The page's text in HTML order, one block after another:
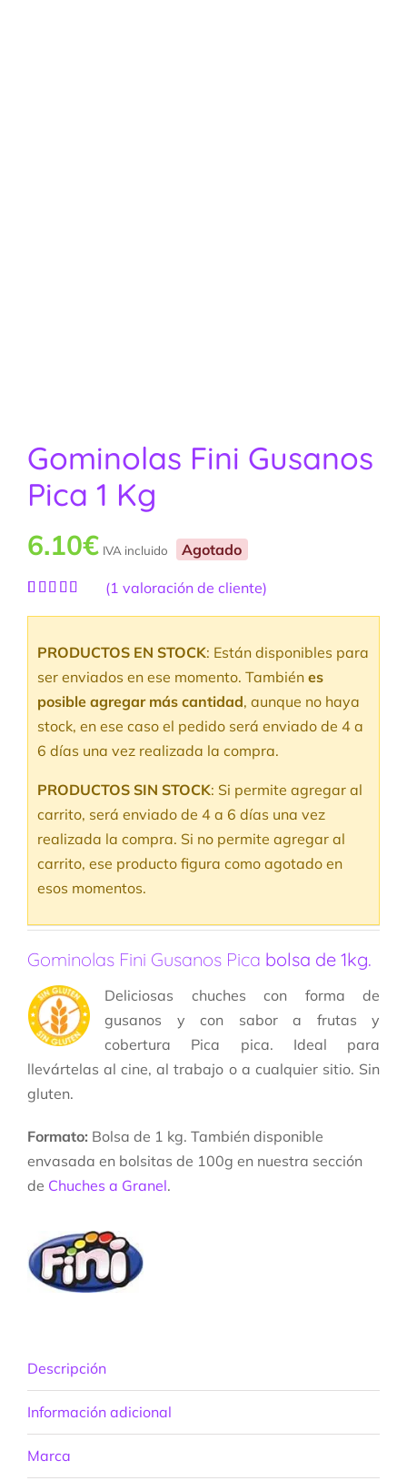
Gominolas Fini Gusanos
Pica 1 Kg
6.10€ IVA incluido Agotado
valoración
(1 valoración de cliente)
PRODUCTOS EN STOCK: Están disponibles para
ser enviados en ese momento. También es
posible agregar más cantidad, aunque no haya
stock, en ese caso el pedido será enviado de 4 a
6 días una vez realizada la compra.
PRODUCTOS SIN STOCK: Si permite agregar al
carrito, será enviado de 4 a 6 días una vez
realizada la compra. Si no permite agregar al
carrito, ese producto figura como agotado en
esos momentos.
Gominolas Fini Gusanos Pica bolsa de 1kg.
Deliciosas chuches con forma de
gusanos y con sabor a frutas y
cobertura Pica pica. Ideal para
llevártelas al cine, al trabajo o a cualquier sitio. Sin
gluten.
Formato: Bolsa de 1 kg. También disponible
envasada en bolsitas de 100g en nuestra sección
de Chuches a Granel.
Descripción
Información adicional
Marca